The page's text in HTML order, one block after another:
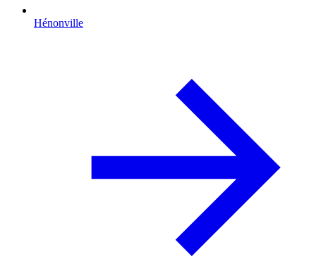
Hénonville